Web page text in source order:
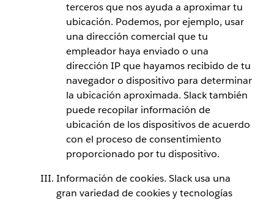
terceros que nos ayuda a aproximar tu
ubicación. Podemos, por ejemplo, usar
una dirección comercial que tu
empleador haya enviado o una
dirección IP que hayamos recibido de tu
navegador o dispositivo para determinar
la ubicación aproximada. Slack también
puede recopilar información de
ubicación de los dispositivos de acuerdo
con el proceso de consentimiento
proporcionado por tu dispositivo.
Información de cookies. Slack usa una
gran variedad de cookies y tecnologías